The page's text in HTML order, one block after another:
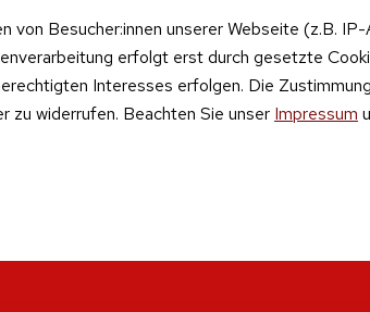
Besucher:innen unserer Webseite (z.B.
erfolgt erst durch gesetzte
Interesses erfolgen. Die
zu widerrufen. Beachten Sie unser Impressum